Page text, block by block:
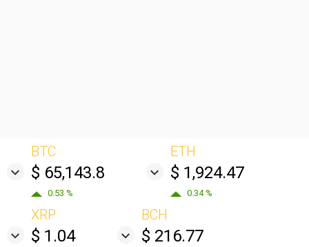
BTC
$ 65,143.8
0.53 %
ETH
$ 1,924.47
0.34 %
XRP
$ 1.04
BCH
$ 216.77